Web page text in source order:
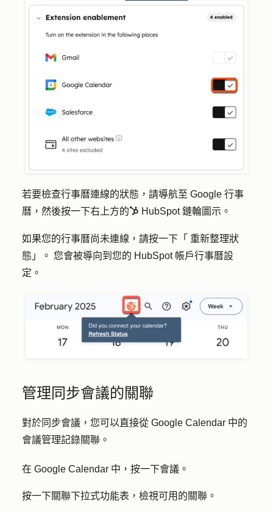
若要檢查行事曆連線的狀態，請導航至 Google 行事
曆，然後按一下右上方的sprocket HubSpot鏈輪圖示 。
如果您的行事曆尚未連線，請按一下「 重新整理狀
態」。 您會被導向到您的 HubSpot 帳戶行事曆設
定。
管理同步會議的關聯
對於同步會議，您可以直接從 Google Calendar 中的
會議管理記錄關聯。
在 Google Calendar 中，按一下會議 。
按一下關聯 下拉式功能表，檢視可用的關聯。